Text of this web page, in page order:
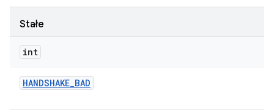
Stałe
int
HANDSHAKE_BAD